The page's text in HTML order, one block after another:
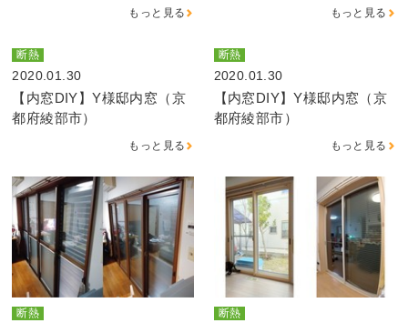
もっと見る もっと見る
断熱
2020.01.30
【内窓DIY】Y様邸内窓（京
都府綾部市）
もっと見る
断熱
2020.01.30
【内窓DIY】Y様邸内窓（京
都府綾部市）
もっと見る
断熱 断熱